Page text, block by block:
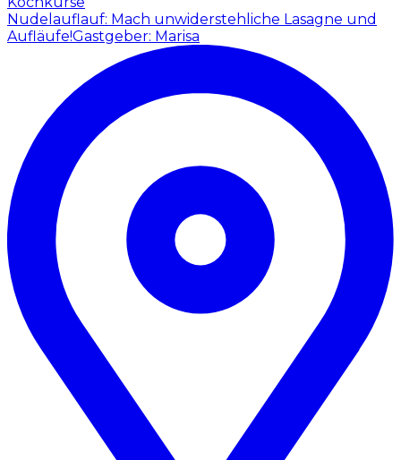
Nudelauflauf: Mach unwiderstehliche Lasagne und
Aufläufe!Gastgeber: Marisa